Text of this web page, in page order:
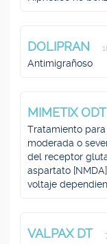
DOLIPRAN
Antimigrañoso
MIMETIX ODT
Tratamiento
moderada o
del receptor
aspartato
voltaje
VALPAX DT